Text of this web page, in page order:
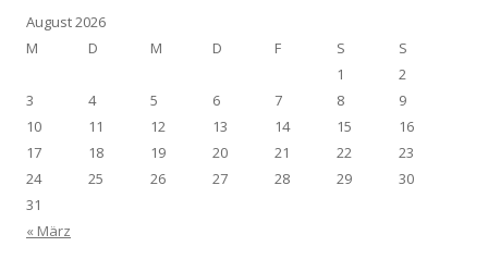
August 2026
M
D M D F S
S
1
2
3
4 5 6 7 8
9
10
11 12 13 14 15
16
17
18 19 20 21 22
23
24
25 26 27 28 29
30
31
« März